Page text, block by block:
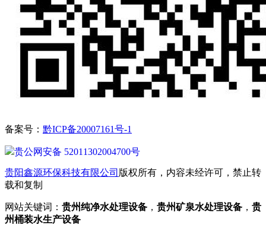
备案号： 黔ICP备20007161号-1
贵公网安备 52011302004700号
贵阳鑫源环保科技有限公司 版权所有，内容未经许可，禁止转
载和复制
网站关键词： 贵州纯净水处理设备 ， 贵州矿泉水处理设备 ， 贵
州桶装水生产设备